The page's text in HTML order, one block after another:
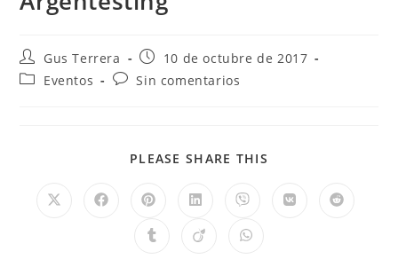
Gus Terrera
10 de octubre de 2017
Eventos
Sin comentarios
PLEASE SHARE THIS